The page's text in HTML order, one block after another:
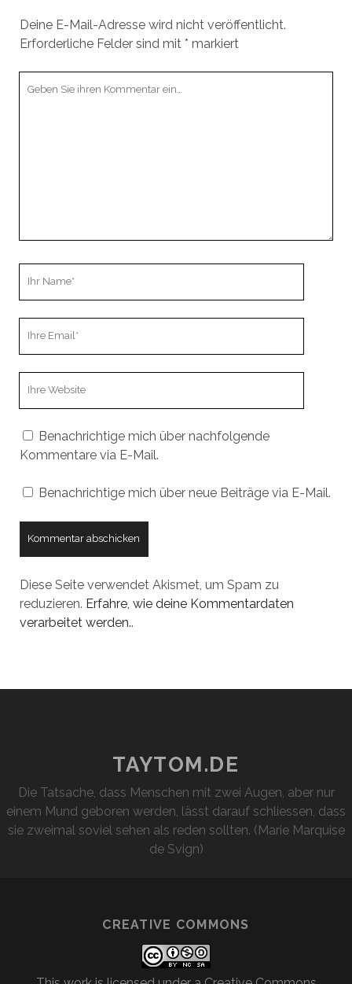
Deine E-Mail-Adresse wird nicht veröffentlicht.
Erforderliche Felder sind mit * markiert
Benachrichtige mich über nachfolgende
Kommentare via E-Mail.
Benachrichtige mich über neue Beiträge via E-Mail.
Diese Seite verwendet Akismet, um Spam zu
reduzieren. Erfahre, wie deine Kommentardaten
verarbeitet werden..
TAYTOM.DE
Die Tatsache, dass Menschen mit zwei Augen, aber nur
einem Mund geboren werden, lässt darauf schliessen, dass
sie zweimal soviel sehen als reden sollten. (Marie Marquise
de Svign)
CREATIVE COMMONS